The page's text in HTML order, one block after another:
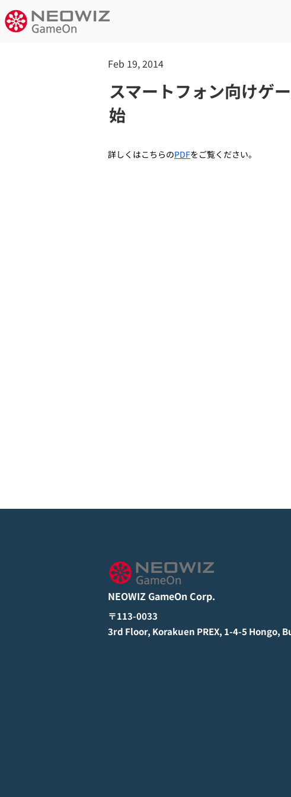
Feb 19, 2014
スマートフォン向けゲ
始
詳しくはこちらのPDFをご覧ください。
NEOWIZ GameOn Corp.
〒113-0033
3rd Floor, Korakuen PREX, 1-4-5 Hongo,